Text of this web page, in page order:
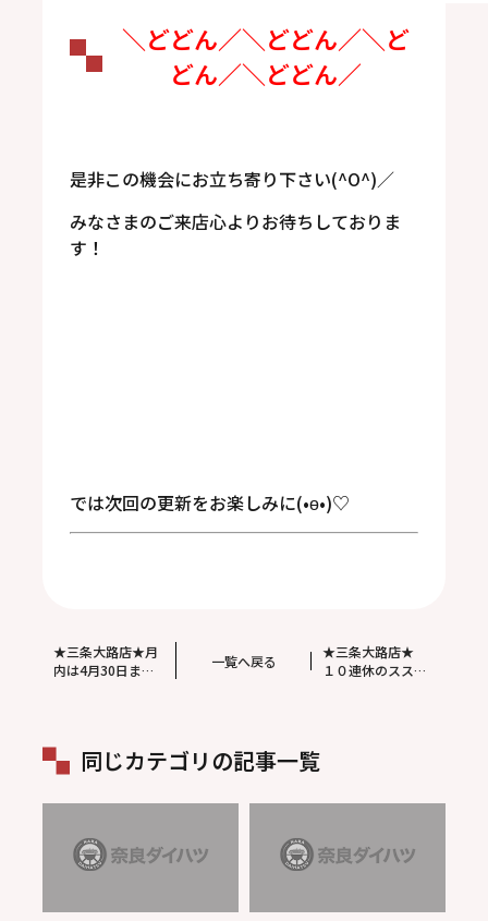
＼どどん／＼どどん／＼ど
どん／＼どどん／
是非この機会にお立ち寄り下さい(^O^)／
みなさまのご来店心よりお待ちしておりま
す！
では次回の更新をお楽しみに(•ө•)♡
★三条大路店★月
内は4月30日まで!
一覧へ戻る
★三条大路店★
１０連休のスス
同じカテゴリの記事一覧